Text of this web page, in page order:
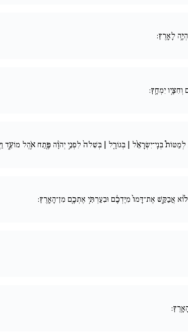
לָאָֽרֶץ:
וְחִצָּ֥יו יִמְחָֽץ:
בְּנֵֽי־יִשְׂרָאֵ֨ל | בְּגוֹרָ֚ל | בְּשִׁלֹה֙ לִפְנֵ֣י יְהֹוָ֔ה פֶּ֖תַח אֹ֣הֶל מוֹעֵ֑ד
אֲבַקֵּ֚שׁ אֶת־דָּמוֹ֙ מִיֶּדְכֶ֔ם וּבִעַרְתִּ֥י אֶתְכֶ֖ם מִן־הָאָֽרֶץ: